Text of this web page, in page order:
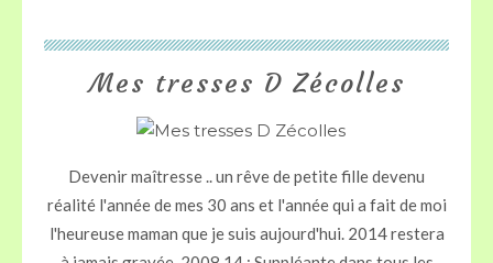
Mes tresses D Zécolles
Devenir maîtresse .. un rêve de petite fille devenu
réalité l'année de mes 30 ans et l'année qui a fait de moi
l'heureuse maman que je suis aujourd'hui. 2014 restera